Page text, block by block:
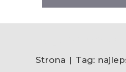
Strona Tag:
VOUCHERY
BLOG
KONTAKT